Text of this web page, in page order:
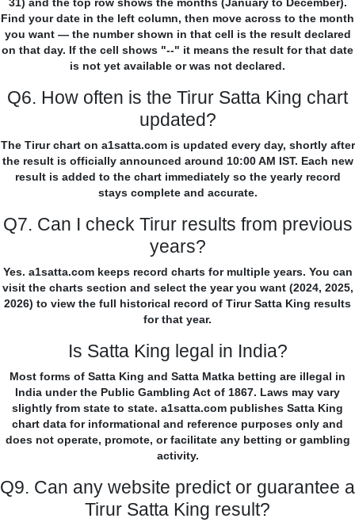
31) and the top row shows the months (January to December).
Find your date in the left column, then move across to the month
you want — the number shown in that cell is the result declared
on that day. If the cell shows "--" it means the result for that date
is not yet available or was not declared.
Q6. How often is the Tirur Satta King chart
updated?
The Tirur chart on a1satta.com is updated every day, shortly after
the result is officially announced around 10:00 AM IST. Each new
result is added to the chart immediately so the yearly record
stays complete and accurate.
Q7. Can I check Tirur results from previous
years?
Yes. a1satta.com keeps record charts for multiple years. You can
visit the charts section and select the year you want (2024, 2025,
2026) to view the full historical record of Tirur Satta King results
for that year.
Is Satta King legal in India?
Most forms of Satta King and Satta Matka betting are illegal in
India under the Public Gambling Act of 1867. Laws may vary
slightly from state to state. a1satta.com publishes Satta King
chart data for informational and reference purposes only and
does not operate, promote, or facilitate any betting or gambling
activity.
Q9. Can any website predict or guarantee a
Tirur Satta King result?